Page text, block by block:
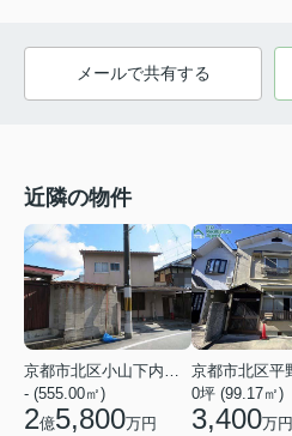
メールで共有する
近隣の物件
- (555.00㎡)
2億5,800万円
0坪 (99.17㎡)
3,400万円